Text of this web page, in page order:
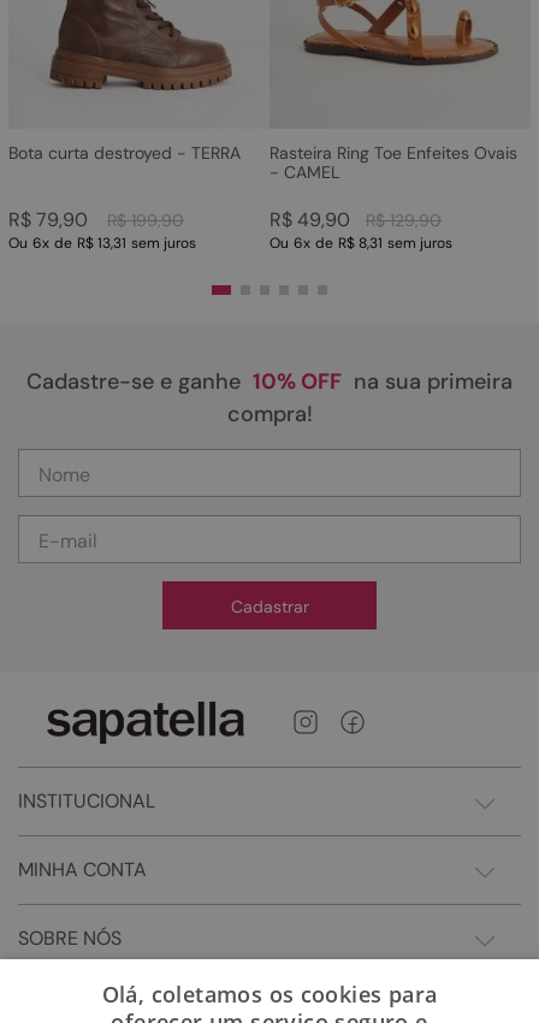
Bota curta destroyed - TERRA
R$ 199,90
R$79,90
Ou 6x de R$ 13,31 sem juros
Rasteira Ring Toe Enfeites Ovais
- CAMEL
R$ 129,90
R$49,90
Ou 6x de R$ 8,31 sem juros
Cadastre-se e ganhe 10% OFF na sua primeira
compra!
Cadastrar
INSTITUCIONAL
MINHA CONTA
SOBRE NÓS
Olá, coletamos os cookies para